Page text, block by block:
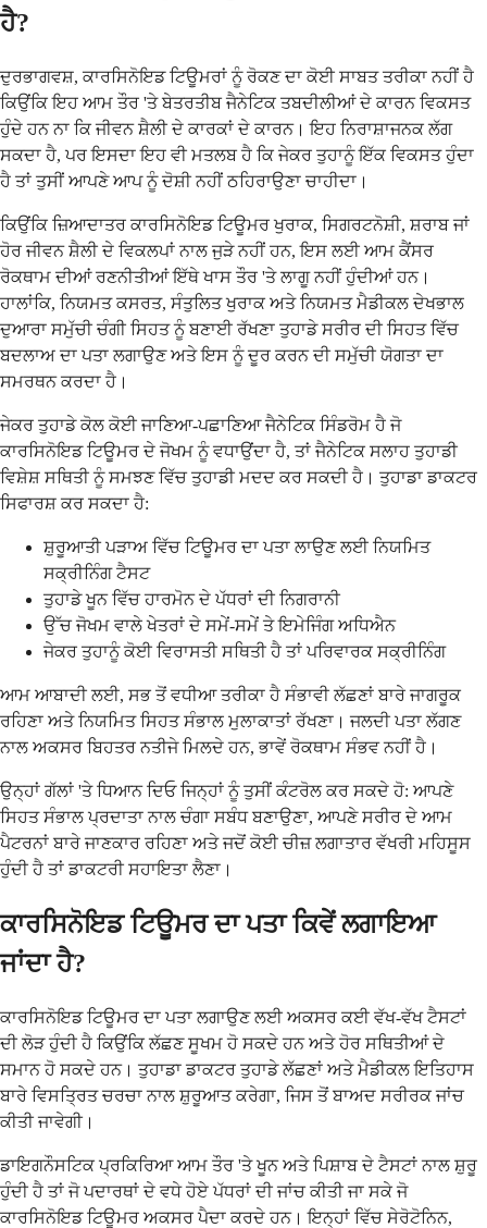
ਹੈ?
ਦੁਰਭਾਗਵਸ਼, ਕਾਰਸਿਨੋਇਡ ਟਿਊਮਰਾਂ ਨੂੰ ਰੋਕਣ ਦਾ ਕੋਈ ਸਾਬਤ ਤਰੀਕਾ ਨਹੀਂ ਹੈ
ਕਿਉਂਕਿ ਇਹ ਆਮ ਤੌਰ 'ਤੇ ਬੇਤਰਤੀਬ ਜੈਨੇਟਿਕ ਤਬਦੀਲੀਆਂ ਦੇ ਕਾਰਨ ਵਿਕਸਤ
ਹੁੰਦੇ ਹਨ ਨਾ ਕਿ ਜੀਵਨ ਸ਼ੈਲੀ ਦੇ ਕਾਰਕਾਂ ਦੇ ਕਾਰਨ। ਇਹ ਨਿਰਾਸ਼ਾਜਨਕ ਲੱਗ
ਸਕਦਾ ਹੈ, ਪਰ ਇਸਦਾ ਇਹ ਵੀ ਮਤਲਬ ਹੈ ਕਿ ਜੇਕਰ ਤੁਹਾਨੂੰ ਇੱਕ ਵਿਕਸਤ ਹੁੰਦਾ
ਹੈ ਤਾਂ ਤੁਸੀਂ ਆਪਣੇ ਆਪ ਨੂੰ ਦੋਸ਼ੀ ਨਹੀਂ ਠਹਿਰਾਉਣਾ ਚਾਹੀਦਾ।
ਕਿਉਂਕਿ ਜ਼ਿਆਦਾਤਰ ਕਾਰਸਿਨੋਇਡ ਟਿਊਮਰ ਖੁਰਾਕ, ਸਿਗਰਟਨੋਸ਼ੀ, ਸ਼ਰਾਬ ਜਾਂ
ਹੋਰ ਜੀਵਨ ਸ਼ੈਲੀ ਦੇ ਵਿਕਲਪਾਂ ਨਾਲ ਜੁੜੇ ਨਹੀਂ ਹਨ, ਇਸ ਲਈ ਆਮ ਕੈਂਸਰ
ਰੋਕਥਾਮ ਦੀਆਂ ਰਣਨੀਤੀਆਂ ਇੱਥੇ ਖਾਸ ਤੌਰ 'ਤੇ ਲਾਗੂ ਨਹੀਂ ਹੁੰਦੀਆਂ ਹਨ।
ਹਾਲਾਂਕਿ, ਨਿਯਮਤ ਕਸਰਤ, ਸੰਤੁਲਿਤ ਖੁਰਾਕ ਅਤੇ ਨਿਯਮਤ ਮੈਡੀਕਲ ਦੇਖਭਾਲ
ਦੁਆਰਾ ਸਮੁੱਚੀ ਚੰਗੀ ਸਿਹਤ ਨੂੰ ਬਣਾਈ ਰੱਖਣਾ ਤੁਹਾਡੇ ਸਰੀਰ ਦੀ ਸਿਹਤ ਵਿੱਚ
ਬਦਲਾਅ ਦਾ ਪਤਾ ਲਗਾਉਣ ਅਤੇ ਇਸ ਨੂੰ ਦੂਰ ਕਰਨ ਦੀ ਸਮੁੱਚੀ ਯੋਗਤਾ ਦਾ
ਸਮਰਥਨ ਕਰਦਾ ਹੈ।
ਜੇਕਰ ਤੁਹਾਡੇ ਕੋਲ ਕੋਈ ਜਾਣਿਆ-ਪਛਾਣਿਆ ਜੈਨੇਟਿਕ ਸਿੰਡਰੋਮ ਹੈ ਜੋ
ਕਾਰਸਿਨੋਇਡ ਟਿਊਮਰ ਦੇ ਜੋਖਮ ਨੂੰ ਵਧਾਉਂਦਾ ਹੈ, ਤਾਂ ਜੈਨੇਟਿਕ ਸਲਾਹ ਤੁਹਾਡੀ
ਵਿਸ਼ੇਸ਼ ਸਥਿਤੀ ਨੂੰ ਸਮਝਣ ਵਿੱਚ ਤੁਹਾਡੀ ਮਦਦ ਕਰ ਸਕਦੀ ਹੈ। ਤੁਹਾਡਾ ਡਾਕਟਰ
ਸਿਫਾਰਸ਼ ਕਰ ਸਕਦਾ ਹੈ:
ਸ਼ੁਰੂਆਤੀ ਪੜਾਅ ਵਿੱਚ ਟਿਊਮਰ ਦਾ ਪਤਾ ਲਾਉਣ ਲਈ ਨਿਯਮਿਤ
ਸਕ੍ਰੀਨਿੰਗ ਟੈਸਟ
ਤੁਹਾਡੇ ਖੂਨ ਵਿੱਚ ਹਾਰਮੋਨ ਦੇ ਪੱਧਰਾਂ ਦੀ ਨਿਗਰਾਨੀ
ਉੱਚ ਜੋਖਮ ਵਾਲੇ ਖੇਤਰਾਂ ਦੇ ਸਮੇਂ-ਸਮੇਂ ਤੇ ਇਮੇਜਿੰਗ ਅਧਿਐਨ
ਜੇਕਰ ਤੁਹਾਨੂੰ ਕੋਈ ਵਿਰਾਸਤੀ ਸਥਿਤੀ ਹੈ ਤਾਂ ਪਰਿਵਾਰਕ ਸਕ੍ਰੀਨਿੰਗ
ਆਮ ਆਬਾਦੀ ਲਈ, ਸਭ ਤੋਂ ਵਧੀਆ ਤਰੀਕਾ ਹੈ ਸੰਭਾਵੀ ਲੱਛਣਾਂ ਬਾਰੇ ਜਾਗਰੂਕ
ਰਹਿਣਾ ਅਤੇ ਨਿਯਮਿਤ ਸਿਹਤ ਸੰਭਾਲ ਮੁਲਾਕਾਤਾਂ ਰੱਖਣਾ। ਜਲਦੀ ਪਤਾ ਲੱਗਣ
ਨਾਲ ਅਕਸਰ ਬਿਹਤਰ ਨਤੀਜੇ ਮਿਲਦੇ ਹਨ, ਭਾਵੇਂ ਰੋਕਥਾਮ ਸੰਭਵ ਨਹੀਂ ਹੈ।
ਉਨ੍ਹਾਂ ਗੱਲਾਂ 'ਤੇ ਧਿਆਨ ਦਿਓ ਜਿਨ੍ਹਾਂ ਨੂੰ ਤੁਸੀਂ ਕੰਟਰੋਲ ਕਰ ਸਕਦੇ ਹੋ: ਆਪਣੇ
ਸਿਹਤ ਸੰਭਾਲ ਪ੍ਰਦਾਤਾ ਨਾਲ ਚੰਗਾ ਸਬੰਧ ਬਣਾਉਣਾ, ਆਪਣੇ ਸਰੀਰ ਦੇ ਆਮ
ਪੈਟਰਨਾਂ ਬਾਰੇ ਜਾਣਕਾਰ ਰਹਿਣਾ ਅਤੇ ਜਦੋਂ ਕੋਈ ਚੀਜ਼ ਲਗਾਤਾਰ ਵੱਖਰੀ ਮਹਿਸੂਸ
ਹੁੰਦੀ ਹੈ ਤਾਂ ਡਾਕਟਰੀ ਸਹਾਇਤਾ ਲੈਣਾ।
ਕਾਰਸਿਨੋਇਡ ਟਿਊਮਰ ਦਾ ਪਤਾ ਕਿਵੇਂ ਲਗਾਇਆ
ਜਾਂਦਾ ਹੈ?
ਕਾਰਸਿਨੋਇਡ ਟਿਊਮਰ ਦਾ ਪਤਾ ਲਗਾਉਣ ਲਈ ਅਕਸਰ ਕਈ ਵੱਖ-ਵੱਖ ਟੈਸਟਾਂ
ਦੀ ਲੋੜ ਹੁੰਦੀ ਹੈ ਕਿਉਂਕਿ ਲੱਛਣ ਸੂਖਮ ਹੋ ਸਕਦੇ ਹਨ ਅਤੇ ਹੋਰ ਸਥਿਤੀਆਂ ਦੇ
ਸਮਾਨ ਹੋ ਸਕਦੇ ਹਨ। ਤੁਹਾਡਾ ਡਾਕਟਰ ਤੁਹਾਡੇ ਲੱਛਣਾਂ ਅਤੇ ਮੈਡੀਕਲ ਇਤਿਹਾਸ
ਬਾਰੇ ਵਿਸਤ੍ਰਿਤ ਚਰਚਾ ਨਾਲ ਸ਼ੁਰੂਆਤ ਕਰੇਗਾ, ਜਿਸ ਤੋਂ ਬਾਅਦ ਸਰੀਰਕ ਜਾਂਚ
ਕੀਤੀ ਜਾਵੇਗੀ।
ਡਾਇਗਨੌਸਟਿਕ ਪ੍ਰਕਿਰਿਆ ਆਮ ਤੌਰ 'ਤੇ ਖੂਨ ਅਤੇ ਪਿਸ਼ਾਬ ਦੇ ਟੈਸਟਾਂ ਨਾਲ ਸ਼ੁਰੂ
ਹੁੰਦੀ ਹੈ ਤਾਂ ਜੋ ਪਦਾਰਥਾਂ ਦੇ ਵਧੇ ਹੋਏ ਪੱਧਰਾਂ ਦੀ ਜਾਂਚ ਕੀਤੀ ਜਾ ਸਕੇ ਜੋ
ਕਾਰਸਿਨੋਇਡ ਟਿਊਮਰ ਅਕਸਰ ਪੈਦਾ ਕਰਦੇ ਹਨ। ਇਨ੍ਹਾਂ ਵਿੱਚ ਸੇਰੋਟੋਨਿਨ,